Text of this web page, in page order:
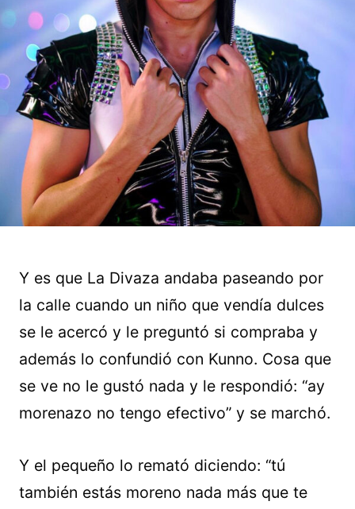
Y es que La Divaza andaba paseando por
la calle cuando un niño que vendía dulces
se le acercó y le preguntó si compraba y
además lo confundió con Kunno. Cosa que
se ve no le gustó nada y le respondió: “ay
morenazo no tengo efectivo” y se marchó.
Y el pequeño lo remató diciendo: “tú
también estás moreno nada más que te